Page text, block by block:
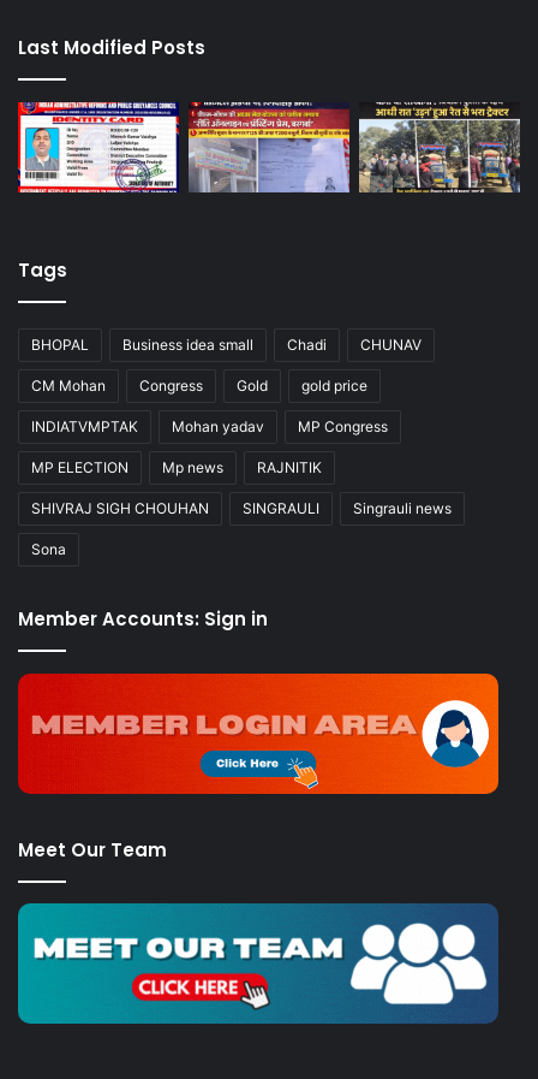
Last Modified Posts
Tags
BHOPAL Business idea small Chadi CHUNAV
CM Mohan Congress Gold gold price
INDIATVMPTAK Mohan yadav MP Congress
MP ELECTION Mp news RAJNITIK
SHIVRAJ SIGH CHOUHAN SINGRAULI Singrauli news
Sona
Member Accounts: Sign in
Meet Our Team